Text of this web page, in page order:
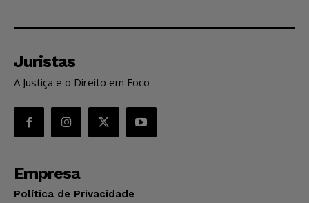
Juristas
A Justiça e o Direito em Foco
Empresa
Política de Privacidade